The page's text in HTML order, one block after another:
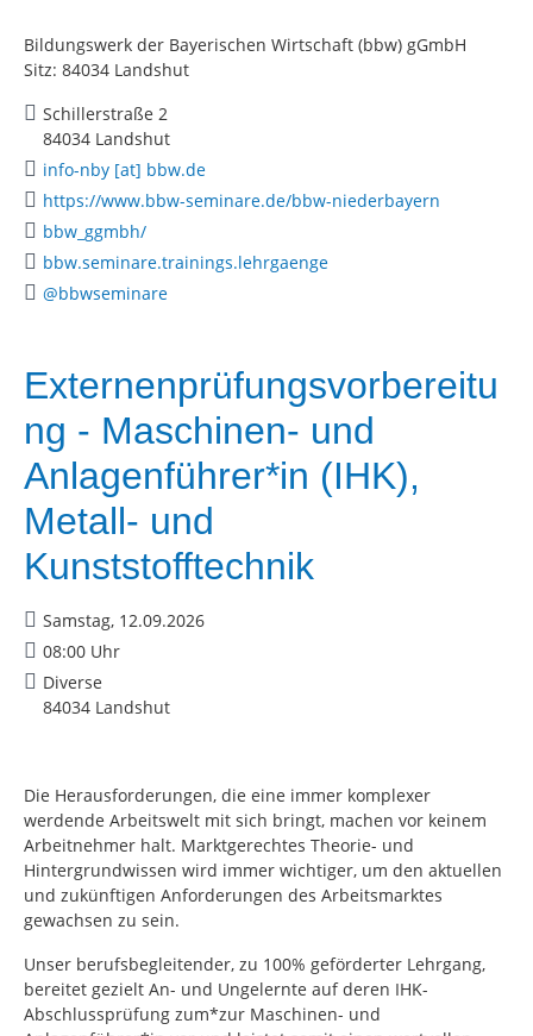
Bildungswerk der Bayerischen Wirtschaft (bbw) gGmbH
Sitz: 84034 Landshut
Schillerstraße 2
84034 Landshut
info-nby [at] bbw.de
https://www.bbw-seminare.de/bbw-niederbayern
bbw_ggmbh/
bbw.seminare.trainings.lehrgaenge
@bbwseminare
Externenprüfungsvorbereitu
ng - Maschinen- und
Anlagenführer*in (IHK),
Metall- und
Kunststofftechnik
Samstag, 12.09.2026
08:00 Uhr
Diverse
84034 Landshut
Die Herausforderungen, die eine immer komplexer
werdende Arbeitswelt mit sich bringt, machen vor keinem
Arbeitnehmer halt. Marktgerechtes Theorie- und
Hintergrundwissen wird immer wichtiger, um den aktuellen
und zukünftigen Anforderungen des Arbeitsmarktes
gewachsen zu sein.
Unser berufsbegleitender, zu 100% geförderter Lehrgang,
bereitet gezielt An- und Ungelernte auf deren IHK-
Abschlussprüfung zum*zur Maschinen- und